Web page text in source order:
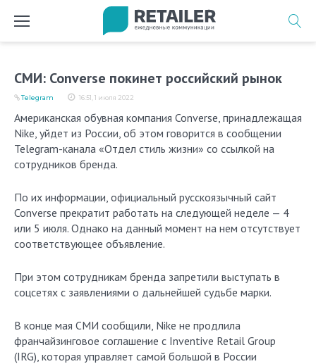
СМИ: Converse покинет российский рынок
16:51, 1 июля 2022
Telegram
Американская обувная компания Converse, принадлежащая
Nike, уйдет из России, об этом говорится в сообщении
Telegram-канала «Отдел стиль жизни» со ссылкой на
сотрудников бренда.
По их информации, официальный русскоязычный сайт
Converse прекратит работать на следующей неделе — 4
или 5 июля. Однако на данный момент на нем отсутствует
соответствующее объявление.
При этом сотрудникам бренда запретили выступать в
соцсетях с заявлениями о дальнейшей судьбе марки.
В конце мая СМИ сообщили, Nike не продлила
франчайзинговое соглашение с Inventive Retail Group
(IRG), которая управляет самой большой в России